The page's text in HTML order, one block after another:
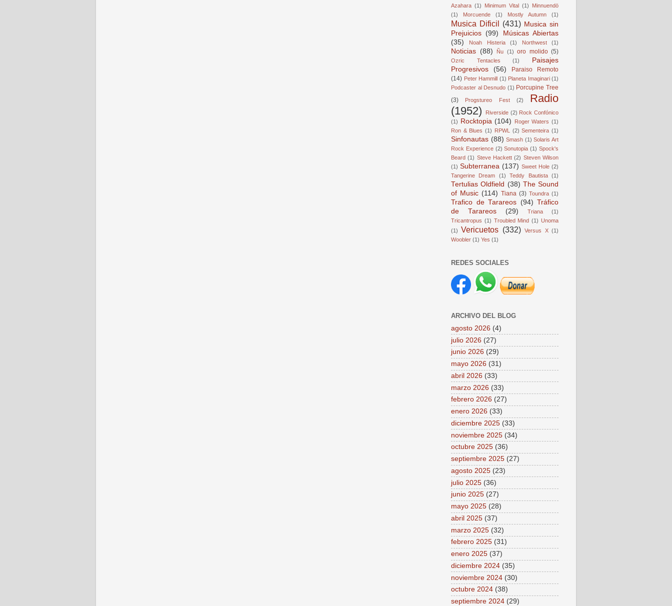
Azahara (1) Minimum Vital (1)
Minnuendö
(1)
Morcuende (1) Mostly Autumn (1)
Musica Dificil (431) Musica sin
Prejuicios (99)
Músicas Abiertas
(35)
Noah Histeria (1) Northwest (1)
Noticias (88) Ñu (1) oro molido (5)
Ozric Tentacles (1)
Paisajes
Progresivos
(56)
Paraiso Remoto
(14) Peter Hammill (1) Planeta Imaginari (1)
Podcaster al Desnudo (1) Porcupine Tree
(3)
Progstureo Fest (2)
Radio
(1952)
Riverside (2) Rock Confónico
(1) Rocktopia (104) Roger Waters (1)
Ron & Blues (1) RPWL (2) Sementeira (1)
Sinfonautas (88) Smash (1) Solaris Art
Rock Experience (2) Sonutopia (1) Spock's
Beard (1) Steve Hackett (2) Steven Wilson
(1) Subterranea (137) Sweet Hole (2)
Tangerine Dream
(1) Teddy Bautista (1)
Tertulias Oldfield (38) The Sound
of Music (114) Tiana (3) Toundra (1)
Trafico de Tarareos (94) Tráfico
de Tarareos
(29) Triana
(1)
Tricantropus (1) Troubled Mind (1) Unoma
(1)
Vericuetos (332) Versus X (1)
Woobler (1) Yes (1)
REDES SOCIALES
ARCHIVO DEL BLOG
agosto 2026 (4)
julio 2026 (27)
junio 2026 (29)
mayo 2026 (31)
abril 2026 (33)
marzo 2026 (33)
febrero 2026 (27)
enero 2026 (33)
diciembre 2025 (33)
noviembre 2025 (34)
octubre 2025 (36)
septiembre 2025 (27)
agosto 2025 (23)
julio 2025 (36)
junio 2025 (27)
mayo 2025 (28)
abril 2025 (37)
marzo 2025 (32)
febrero 2025 (31)
enero 2025 (37)
diciembre 2024 (35)
noviembre 2024 (30)
octubre 2024 (38)
septiembre 2024 (29)